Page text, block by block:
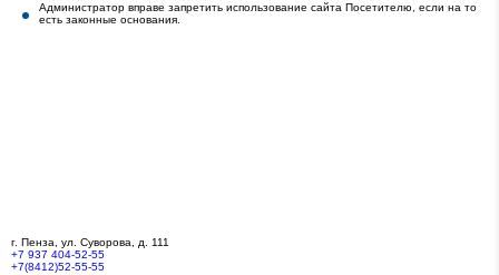
Администратор вправе запретить использование сайта Посетителю, если на то
есть законные основания.
г. Пенза, ул. Суворова, д. 111
+7 937 404-52-55
+7(8412)52-55-55